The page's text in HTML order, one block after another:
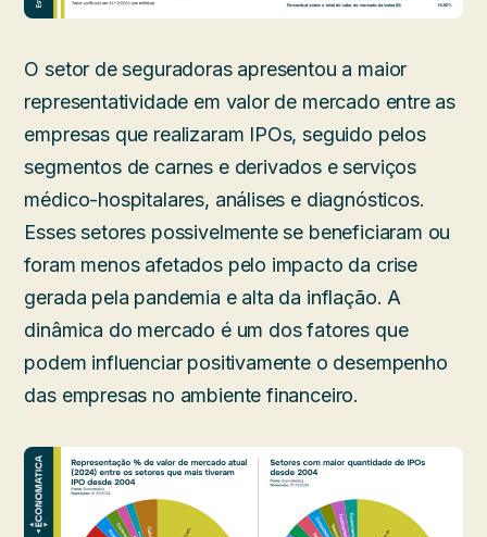
O setor de seguradoras apresentou a maior
representatividade em valor de mercado entre as
empresas que realizaram IPOs, seguido pelos
segmentos de carnes e derivados e serviços
médico-hospitalares, análises e diagnósticos.
Esses setores possivelmente se beneficiaram ou
foram menos afetados pelo impacto da crise
gerada pela pandemia e alta da inflação. A
dinâmica do mercado é um dos fatores que
podem influenciar positivamente o desempenho
das empresas no ambiente financeiro.